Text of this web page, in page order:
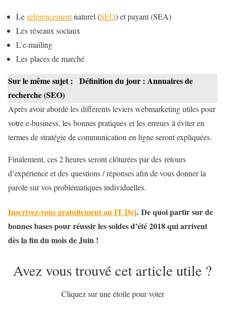
Le référencementnaturel (SEO) et payant (SEA)
Les réseaux sociaux
L’e-mailing
Les places de marché
Sur le même sujet :
Définition du jour : Annuaires de
recherche (SEO)
Après avoir abordé les différents leviers webmarketing utiles pour
votre e-business, les bonnes pratiques et les erreurs à éviter en
termes de stratégie de communication en ligne seront expliquées.
Finalement, ces 2 heures seront clôturées par des retours
d’expérience et des questions / réponses afin de vous donner la
parole sur vos problématiques individuelles.
Inscrivez-vous gratuitement au IT Déj. De quoi partir sur de
bonnes bases pour réussir les soldes d’été 2018 qui arrivent
dès la fin du mois de Juin !
Avez vous trouvé cet article utile ?
Cliquez sur une étoile pour voter